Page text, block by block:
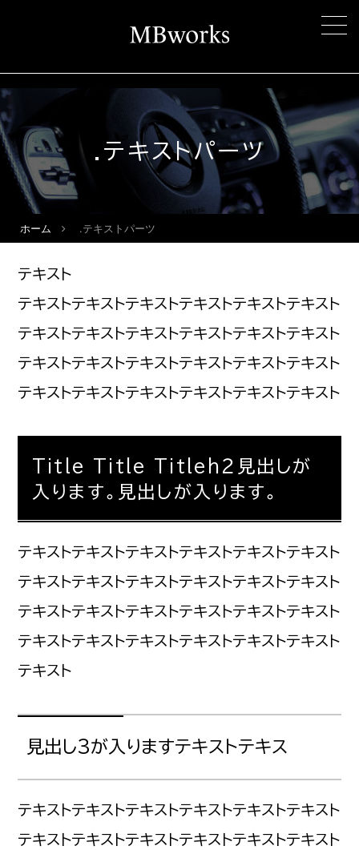
.テキストパーツ
ホーム .テキストパーツ
テキスト
テキストテキストテキストテキストテキストテキスト
テキストテキストテキストテキストテキストテキスト
テキストテキストテキストテキストテキストテキスト
テキストテキストテキストテキストテキストテキスト
Title Title Title h２見出しが
入ります。見出しが入ります。
テキストテキストテキストテキストテキストテキスト
テキストテキストテキストテキストテキストテキスト
テキストテキストテキストテキストテキストテキスト
テキストテキストテキストテキストテキストテキスト
テキスト
見出し3が入りますテキストテキス
テキストテキストテキストテキストテキストテキスト
テキストテキストテキストテキストテキストテキスト